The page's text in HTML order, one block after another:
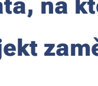
na